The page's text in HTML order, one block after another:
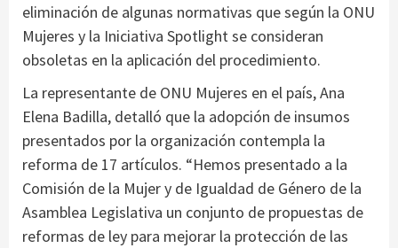
eliminación de algunas normativas que según la ONU
Mujeres y la Iniciativa Spotlight se consideran
obsoletas en la aplicación del procedimiento.
La representante de ONU Mujeres en el país, Ana
Elena Badilla, detalló que la adopción de insumos
presentados por la organización contempla la
reforma de 17 artículos. “Hemos presentado a la
Comisión de la Mujer y de Igualdad de Género de la
Asamblea Legislativa un conjunto de propuestas de
reformas de ley para mejorar la protección de las